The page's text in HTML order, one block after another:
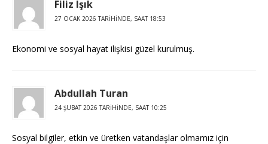
Filiz Işık
27 OCAK 2026 TARIHINDE, SAAT 18:53
Ekonomi ve sosyal hayat ilişkisi güzel kurulmuş.
Abdullah Turan
24 ŞUBAT 2026 TARIHINDE, SAAT 10:25
Sosyal bilgiler, etkin ve üretken vatandaşlar olmamız için